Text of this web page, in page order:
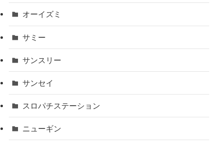
オーイズミ
サミー
サンスリー
サンセイ
スロパチステーション
ニューギン